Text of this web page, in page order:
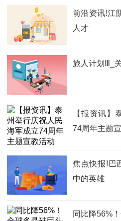
前沿资讯!江
人才
旅人计划Ⅲ_
【报资讯】
74周年主题
焦点快报!巴
中的英雄
同比降56%